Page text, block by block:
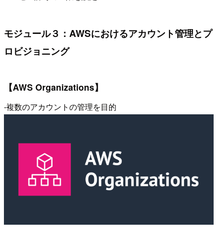
モジュール３：AWSにおけるアカウント管理とプ
ロビジョニング
【AWS Organizations】
-複数のアカウントの管理を目的